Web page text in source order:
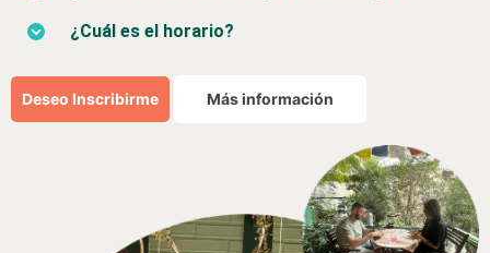
¿Cuál es el horario?
Deseo Inscribirme Más información